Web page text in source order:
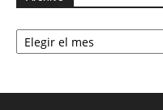
Archivo